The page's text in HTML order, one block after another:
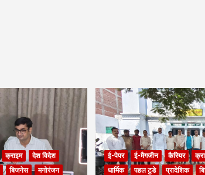
क्राइम
देश विदेश
बिजनेस
मनोरंजन
ई-पेपर ई-मैगजीन कैरियर
धार्मिक
पहल टुडे प्रादेशिक